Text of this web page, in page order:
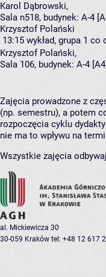
Karol Dąbrowski,
Sala n518, budynek: A-4
Krzysztof Polański
13:15 wykład, grupa 1 co
Krzysztof Polański,
Sala 106, budynek: A-4 [A4]
Zajęcia prowadzone z
(np. semestru), a potem
rozpoczęcia cyklu
nie ma to wpływu na
Wszystkie zajęcia
al. Mickiewicza 30
30-059 Kraków tel: +48 12 617